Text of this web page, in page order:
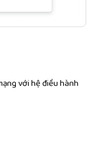
164 Gbps
Gbps
với hệ điều hành